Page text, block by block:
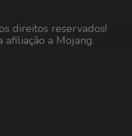
direitos reservados!
afiliação a Mojang.